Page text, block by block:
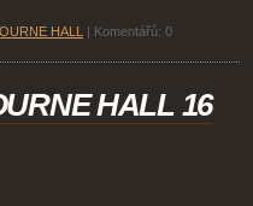
HALL Komentářů: 0
HALL 16